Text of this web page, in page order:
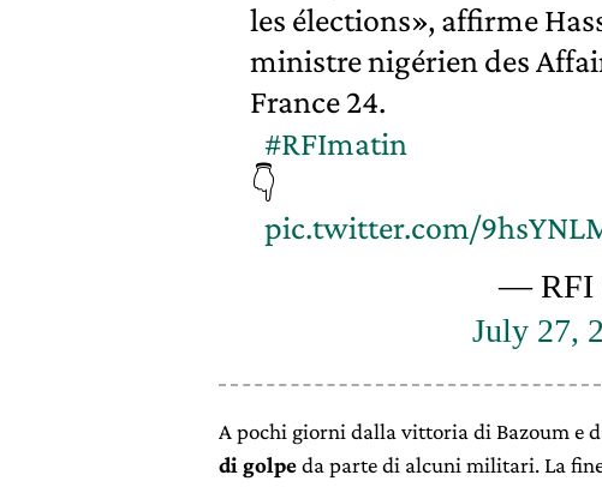
les élections», affirme
ministre nigérien des
France 24.
#RFImatin
👇
pic.twitter.com/
— RFI
July 27,
A pochi giorni dalla vittoria di Bazoum e
di golpeda parte di alcuni militari. La